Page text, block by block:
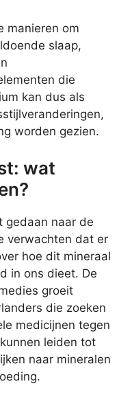
manieren om
slaap,
die
kan dus als
worden gezien.
wat
gedaan naar de
verwachten dat er
hoe dit mineraal
in ons dieet. De
groeit
die zoeken
medicijnen tegen
leiden tot
naar mineralen